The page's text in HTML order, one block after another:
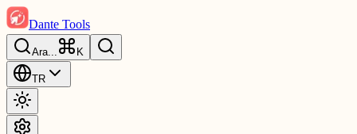
Dante Tools
Ara... K
TR